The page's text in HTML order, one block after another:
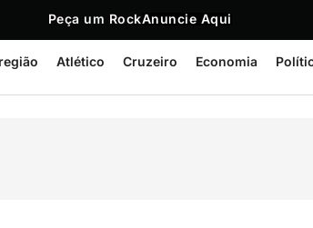
Peça um RockAnuncie Aqui
Atlético Cruzeiro Economia